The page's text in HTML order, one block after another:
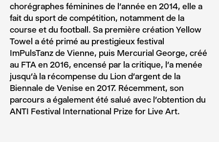
chorégraphes féminines de l’année en 2014, elle a
fait du sport de compétition, notamment de la
course et du football. Sa première création Yellow
Towel a été primé au prestigieux festival
ImPulsTanz de Vienne, puis Mercurial George, créé
au FTA en 2016, encensé par la critique, l’a menée
jusqu’à la récompense du Lion d’argent de la
Biennale de Venise en 2017. Récemment, son
parcours a également été salué avec l’obtention du
ANTI Festival International Prize for Live Art.